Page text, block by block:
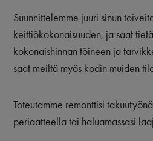
Suunnittelemme juuri sinun
keittiökokonaisuuden, ja saat
kokonaishinnan töineen ja
saat meiltä myös kodin muiden
Toteutamme remonttisi
periaatteella tai haluamassasi